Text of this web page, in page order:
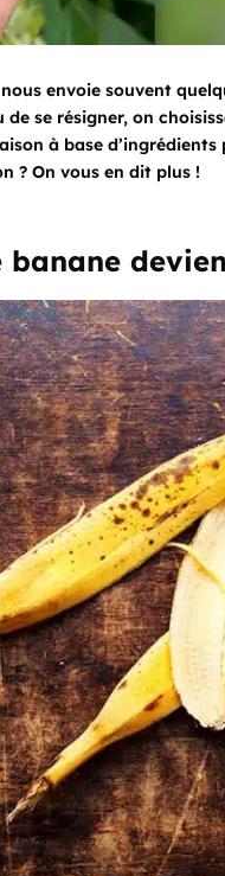
envoie souvent
se résigner, on
à base
? On vous en dit plus !
banane